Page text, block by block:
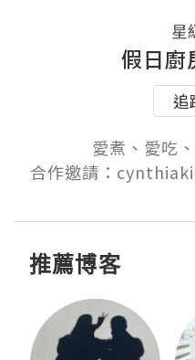
星
假日廚
追
愛煮、愛吃
合作邀請：
推薦博客